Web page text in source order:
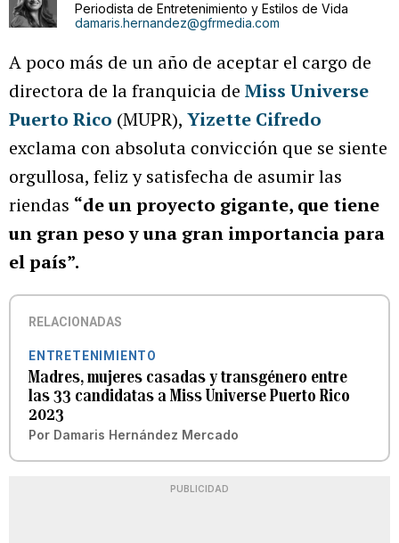
Periodista de Entretenimiento y Estilos de Vida
damaris.hernandez@gfrmedia.com
A poco más de un año de aceptar el cargo de
directora de la franquicia de Miss Universe
Puerto Rico (MUPR), Yizette Cifredo
exclama con absoluta convicción que se siente
orgullosa, feliz y satisfecha de asumir las
riendas “de un proyecto gigante, que tiene
un gran peso y una gran importancia para
el país”.
RELACIONADAS
ENTRETENIMIENTO
Madres, mujeres casadas y transgénero entre
las 33 candidatas a Miss Universe Puerto Rico
2023
Por Damaris Hernández Mercado
PUBLICIDAD